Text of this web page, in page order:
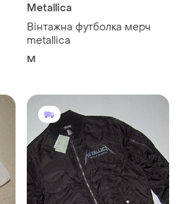
Metallica
Вінтажна футболка мерч
metallica
M